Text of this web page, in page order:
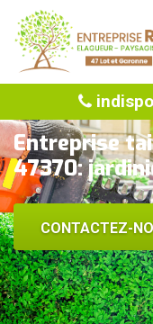
Entreprise
47370:
CONTACTEZ-